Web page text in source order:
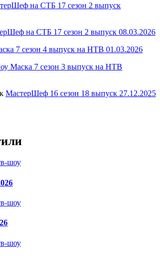
на СТБ 17 сезон 2 выпуск
на СТБ 17 сезон 2 выпуск 08.03.2026
7 сезон 4 выпуск на НТВ 01.03.2026
Маска 7 сезон 3 выпуск на НТВ
к МастерШеф 16 сезон 18 выпуск 27.12.2025
шоу
шоу
шоу